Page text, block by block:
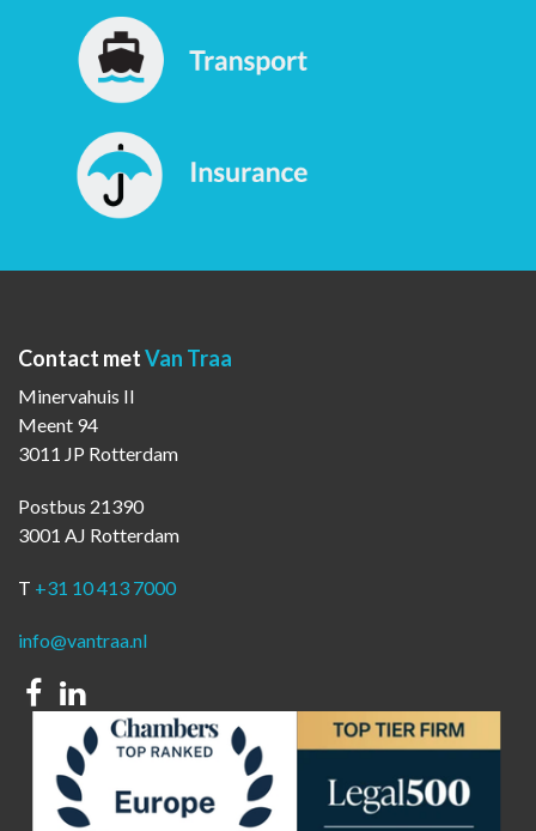
Contact metVan Traa
Minervahuis II
Meent 94
3011 JP Rotterdam
Postbus 21390
3001 AJ Rotterdam
T +31 10 413 7000
info@vantraa.nl
Facebook
Linkedin